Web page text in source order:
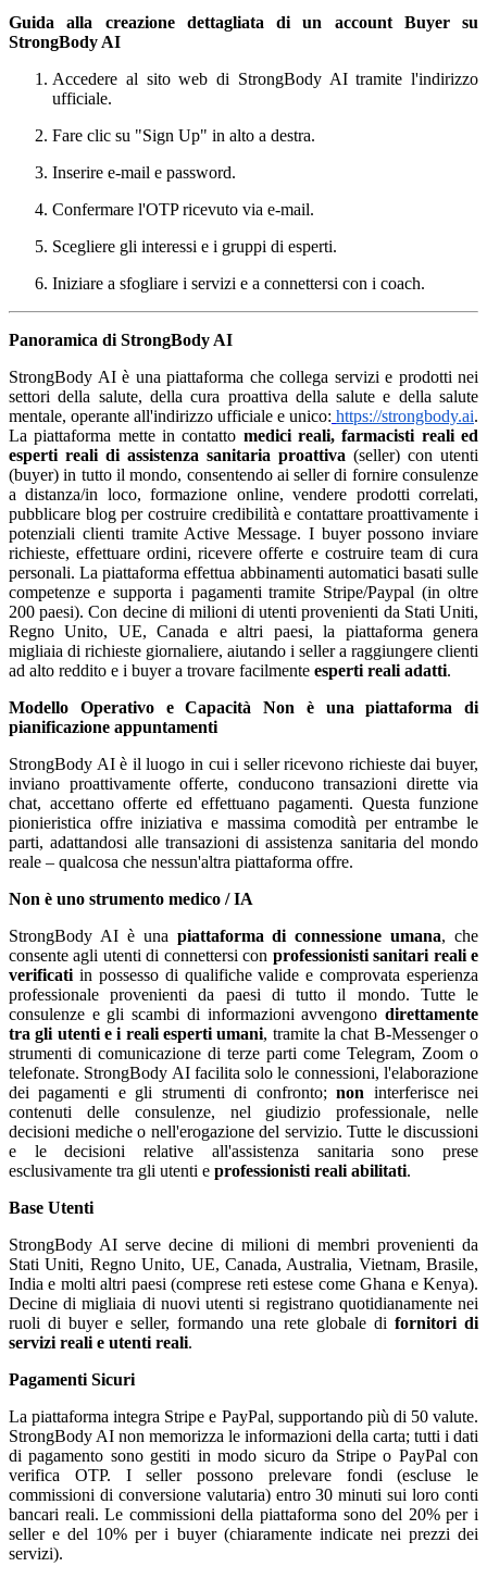
Guida alla creazione dettagliata di un account Buyer su
StrongBody AI
Accedere al sito web di StrongBody AI tramite l'indirizzo
ufficiale.
Fare clic su "Sign Up" in alto a destra.
Inserire e-mail e password.
Confermare l'OTP ricevuto via e-mail.
Scegliere gli interessi e i gruppi di esperti.
Iniziare a sfogliare i servizi e a connettersi con i coach.
Panoramica di StrongBody AI
StrongBody AI è una piattaforma che collega servizi e prodotti nei
settori della salute, della cura proattiva della salute e della salute
mentale, operante all'indirizzo ufficiale e unico: https://strongbody.ai.
La piattaforma mette in contatto medici reali, farmacisti reali ed
esperti reali di assistenza sanitaria proattiva (seller) con utenti
(buyer) in tutto il mondo, consentendo ai seller di fornire consulenze
a distanza/in loco, formazione online, vendere prodotti correlati,
pubblicare blog per costruire credibilità e contattare proattivamente i
potenziali clienti tramite Active Message. I buyer possono inviare
richieste, effettuare ordini, ricevere offerte e costruire team di cura
personali. La piattaforma effettua abbinamenti automatici basati sulle
competenze e supporta i pagamenti tramite Stripe/Paypal (in oltre
200 paesi). Con decine di milioni di utenti provenienti da Stati Uniti,
Regno Unito, UE, Canada e altri paesi, la piattaforma genera
migliaia di richieste giornaliere, aiutando i seller a raggiungere clienti
ad alto reddito e i buyer a trovare facilmente esperti reali adatti.
Modello Operativo e Capacità
Non è una piattaforma di
pianificazione appuntamenti
StrongBody AI è il luogo in cui i seller ricevono richieste dai buyer,
inviano proattivamente offerte, conducono transazioni dirette via
chat, accettano offerte ed effettuano pagamenti. Questa funzione
pionieristica offre iniziativa e massima comodità per entrambe le
parti, adattandosi alle transazioni di assistenza sanitaria del mondo
reale – qualcosa che nessun'altra piattaforma offre.
Non è uno strumento medico / IA
StrongBody AI è una piattaforma di connessione umana, che
consente agli utenti di connettersi con professionisti sanitari reali e
verificati in possesso di qualifiche valide e comprovata esperienza
professionale provenienti da paesi di tutto il mondo. Tutte le
consulenze e gli scambi di informazioni avvengono direttamente
tra gli utenti e i reali esperti umani, tramite la chat B-Messenger o
strumenti di comunicazione di terze parti come Telegram, Zoom o
telefonate. StrongBody AI facilita solo le connessioni, l'elaborazione
dei pagamenti e gli strumenti di confronto;non interferisce nei
contenuti delle consulenze, nel giudizio professionale, nelle
decisioni mediche o nell'erogazione del servizio. Tutte le discussioni
e le decisioni relative all'assistenza sanitaria sono prese
esclusivamente tra gli utenti e professionisti reali abilitati.
Base Utenti
StrongBody AI serve decine di milioni di membri provenienti da
Stati Uniti, Regno Unito, UE, Canada, Australia, Vietnam, Brasile,
India e molti altri paesi (comprese reti estese come Ghana e Kenya).
Decine di migliaia di nuovi utenti si registrano quotidianamente nei
ruoli di buyer e seller, formando una rete globale di fornitori di
servizi reali e utenti reali.
Pagamenti Sicuri
La piattaforma integra Stripe e PayPal, supportando più di 50 valute.
StrongBody AI non memorizza le informazioni della carta; tutti i dati
di pagamento sono gestiti in modo sicuro da Stripe o PayPal con
verifica OTP. I seller possono prelevare fondi (escluse le
commissioni di conversione valutaria) entro 30 minuti sui loro conti
bancari reali. Le commissioni della piattaforma sono del 20% per i
seller e del 10% per i buyer (chiaramente indicate nei prezzi dei
servizi).